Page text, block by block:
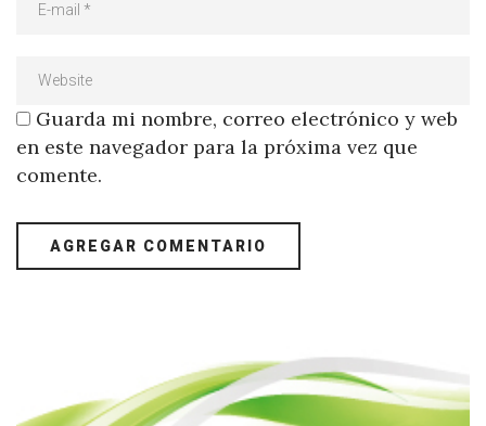
Guarda mi nombre, correo electrónico y web
en este navegador para la próxima vez que
comente.